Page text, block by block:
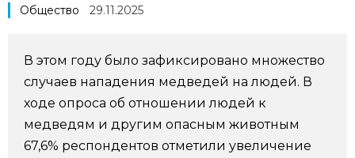
Разделы
Люди
Блог
Политика
Популярные статьи
Японский язык
Японский калейдоскоп
official SNS
Общество 29.11.2025
В этом году было зафиксировано множество
случаев нападения медведей на людей. В
ходе опроса об отношении людей к
медведям и другим опасным животным
67,6% респондентов отметили увеличение